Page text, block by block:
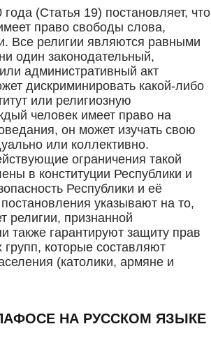
года (Статья 19) постановляет, что
право свободы слова,
Все религии являются равными
один законодательный,
административный акт
дискриминировать какой-либо
или религиозную
человек имеет право на
он может изучать свою
или коллективно.
ограничения такой
в конституции Республики и
Республики и её
указывают на то,
религии, признанной
также гарантируют защиту прав
групп, которые составляют
(католики, армяне и
НА РУССКОМ ЯЗЫКЕ